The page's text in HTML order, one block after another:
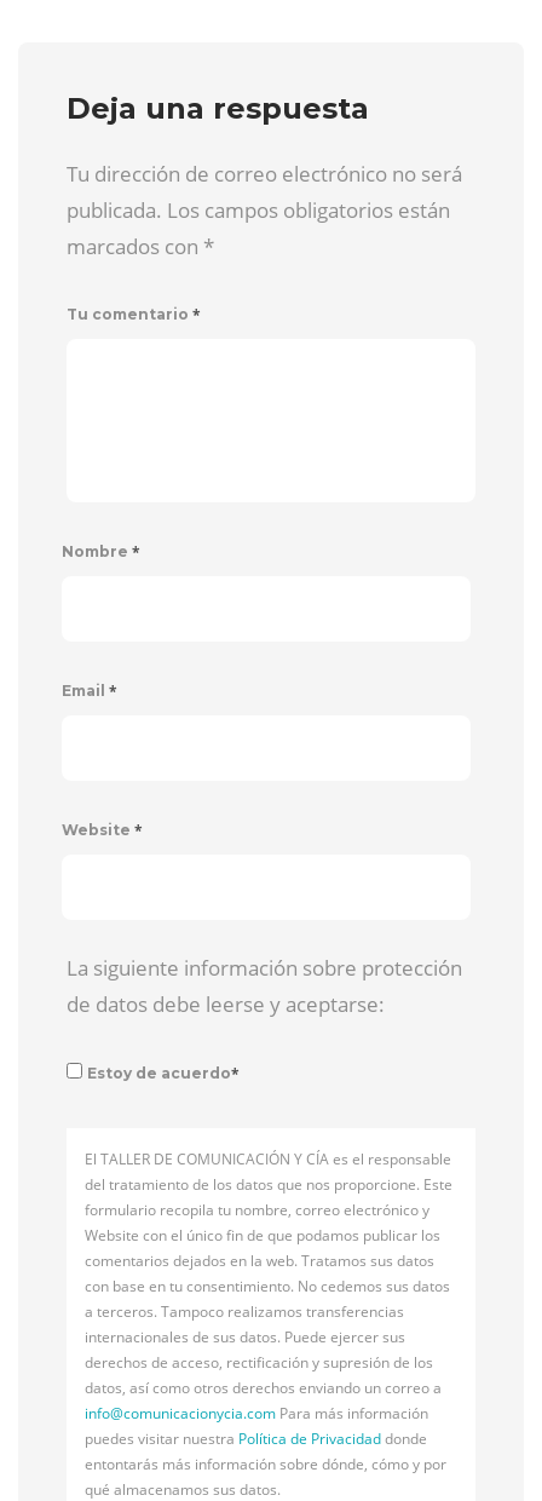
Deja una respuesta
Tu dirección de correo electrónico no será
publicada. Los campos obligatorios están
marcados con *
Tu comentario *
Nombre *
Email *
Website *
La siguiente información sobre protección
de datos debe leerse y aceptarse:
Estoy de acuerdo*
El TALLER DE COMUNICACIÓN Y CÍA es el responsable
del tratamiento de los datos que nos proporcione. Este
formulario recopila tu nombre, correo electrónico y
Website con el único fin de que podamos publicar los
comentarios dejados en la web. Tratamos sus datos
con base en tu consentimiento. No cedemos sus datos
a terceros. Tampoco realizamos transferencias
internacionales de sus datos. Puede ejercer sus
derechos de acceso, rectificación y supresión de los
datos, así como otros derechos enviando un correo a
info@comunicacionycia.com Para más información
puedes visitar nuestra Política de Privacidaddonde
entontarás más información sobre dónde, cómo y por
qué almacenamos sus datos.